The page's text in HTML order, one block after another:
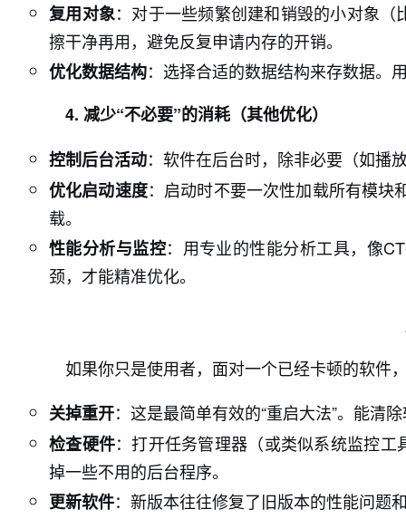
复用对象：对于一些频繁创建和销毁的小对象
擦干净再用，避免反复申请内存的开销。
优化数据结构：选择合适的数据结构来存数据。
4. 减少“不必要”的消耗（其他优化）
控制后台活动：软件在后台时，除非必要（如播
优化启动速度：启动时不要一次性加载所有模块
载。
性能分析与监控：用专业的性能分析工具，像
颈，才能精准优化。
如果你只是使用者，面对一个已经卡顿的软件
关掉重开：这是最简单有效的“重启大法”。能清
检查硬件：打开任务管理器（或类似系统监控
掉一些不用的后台程序。
更新软件：新版本往往修复了旧版本的性能问题